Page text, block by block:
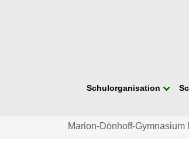
Schulorganisation
Marion-Dönhoff-Gymnasium